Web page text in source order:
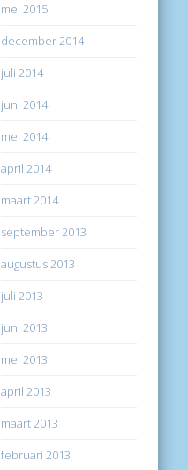
mei 2015
december 2014
juli 2014
juni 2014
mei 2014
april 2014
maart 2014
september 2013
augustus 2013
juli 2013
juni 2013
mei 2013
april 2013
maart 2013
februari 2013